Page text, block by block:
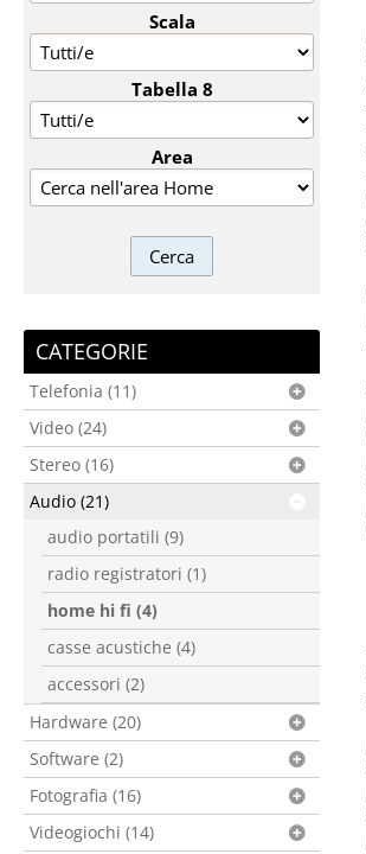
Scala
Tabella 8
Area
CATEGORIE
Telefonia (11)
Video (24)
Stereo (16)
Audio (21)
audio portatili (9)
radio registratori (1)
home hi fi (4)
casse acustiche (4)
accessori (2)
Hardware (20)
Software (2)
Fotografia (16)
Videogiochi (14)